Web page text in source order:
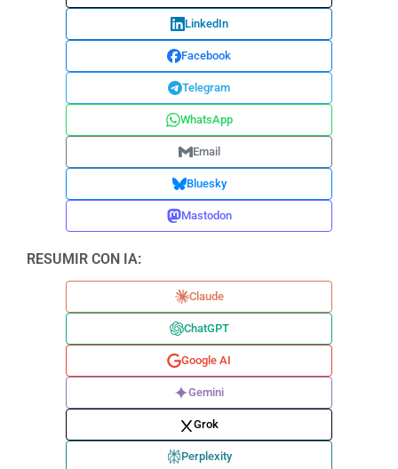
LinkedIn
Facebook
Telegram
WhatsApp
Email
Bluesky
Mastodon
RESUMIR CON IA:
Claude
ChatGPT
Google AI
Gemini
Grok
Perplexity